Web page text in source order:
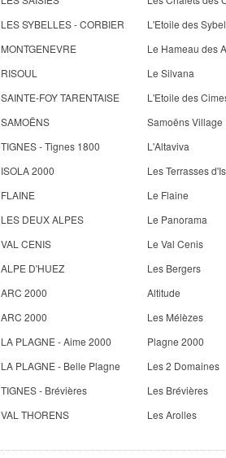
LES SYBELLES - CORBIER
L'Etoile des
MONTGENEVRE
Le Hameau des
RISOUL
Le Silvana
SAINTE-FOY TARENTAISE
L'Etoile des
SAMOËNS
Samoëns Village
TIGNES - Tignes 1800
L'Altaviva
ISOLA 2000
Les Terrasses
FLAINE
Le Flaine
LES DEUX ALPES
Le Panorama
VAL CENIS
Le Val Cenis
ALPE D'HUEZ
Les Bergers
ARC 2000
Altitude
ARC 2000
Les Mélèzes
LA PLAGNE - Aime 2000
Plagne 2000
LA PLAGNE - Belle Plagne
Les 2 Domaines
TIGNES - Brévières
Les Brévières
VAL THORENS
Les Arolles